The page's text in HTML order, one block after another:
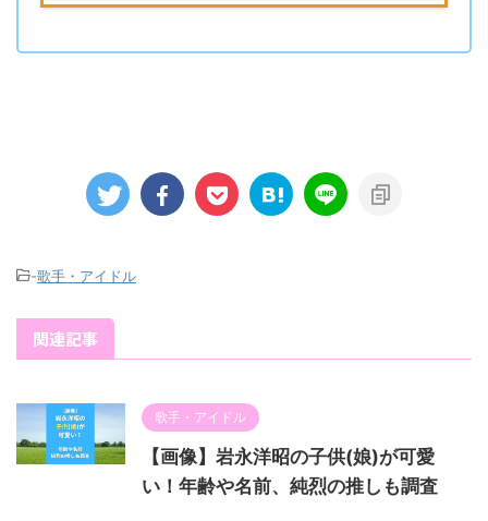
-歌手・アイドル
関連記事
歌手・アイドル
【画像】岩永洋昭の子供(娘)が可愛
い！年齢や名前、純烈の推しも調査